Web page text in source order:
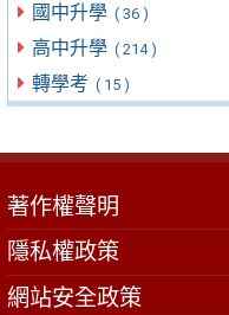
國中升學 ( 36 )
高中升學 ( 214 )
轉學考 ( 15 )
著作權聲明
隱私權政策
網站安全政策